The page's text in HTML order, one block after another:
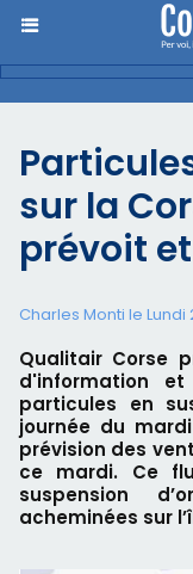
sur la
prévoit
Charles Monti le Lundi
Qualitair Corse
d'information
particules en
journée du
prévision des
ce mardi. Ce
suspension
acheminées sur